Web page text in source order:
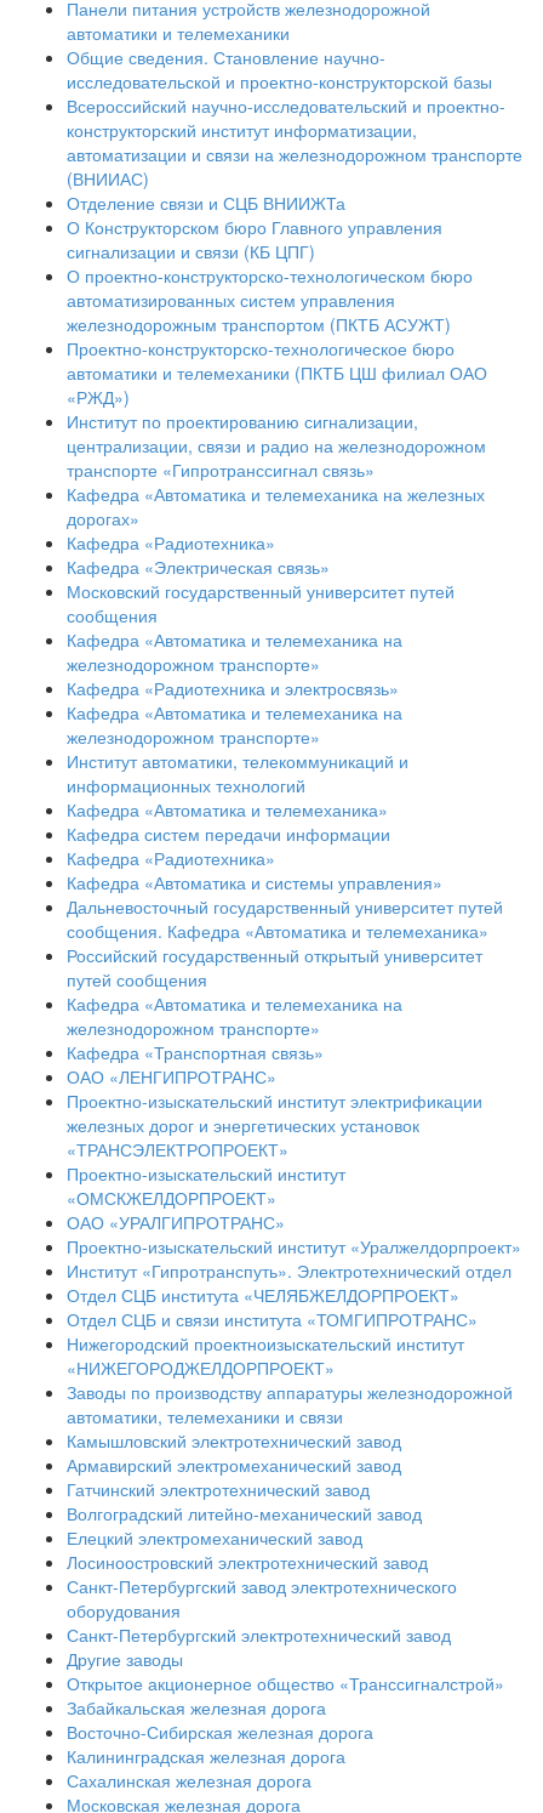
Панели питания устройств железнодорожной
автоматики и телемеханики
Общие сведения. Становление научно-
исследовательской и проектно-конструкторской базы
Всероссийский научно-исследовательский и проектно-
конструкторский институт информатизации,
автоматизации и связи на железнодорожном транспорте
(ВНИИАС)
Отделение связи и СЦБ ВНИИЖТа
О Конструкторском бюро Главного управления
сигнализации и связи (КБ ЦПГ)
О проектно-конструкторско-технологическом бюро
автоматизированных систем управления
железнодорожным транспортом (ПКТБ АСУЖТ)
Проектно-конструкторско-технологическое бюро
автоматики и телемеханики (ПКТБ ЦШ филиал ОАО
«РЖД»)
Институт по проектированию сигнализации,
централизации, связи и радио на железнодорожном
транспорте «Гипротранссигнал связь»
Кафедра «Автоматика и телемеханика на железных
дорогах»
Кафедра «Радиотехника»
Кафедра «Электрическая связь»
Московский государственный университет путей
сообщения
Кафедра «Автоматика и телемеханика на
железнодорожном транспорте»
Кафедра «Радиотехника и электросвязь»
Кафедра «Автоматика и телемеханика на
железнодорожном транспорте»
Институт автоматики, телекоммуникаций и
информационных технологий
Кафедра «Автоматика и телемеханика»
Кафедра систем передачи информации
Кафедра «Радиотехника»
Кафедра «Автоматика и системы управления»
Дальневосточный государственный университет путей
сообщения. Кафедра «Автоматика и телемеханика»
Российский государственный открытый университет
путей сообщения
Кафедра «Автоматика и телемеханика на
железнодорожном транспорте»
Кафедра «Транспортная связь»
ОАО «ЛЕНГИПРОТРАНС»
Проектно-изыскательский институт электрификации
железных дорог и энергетических установок
«ТРАНСЭЛЕКТРОПРОЕКТ»
Проектно-изыскательский институт
«ОМСКЖЕЛДОРПРОЕКТ»
ОАО «УРАЛГИПРОТРАНС»
Проектно-изыскательский институт «Уралжелдорпроект»
Институт «Гипротранспуть». Электротехнический отдел
Отдел СЦБ института «ЧЕЛЯБЖЕЛДОРПРОЕКТ»
Отдел СЦБ и связи института «ТОМГИПРОТРАНС»
Нижегородский проектноизыскательский институт
«НИЖЕГОРОДЖЕЛДОРПРОЕКТ»
Заводы по производству аппаратуры железнодорожной
автоматики, телемеханики и связи
Камышловский электротехнический завод
Армавирский электромеханический завод
Гатчинский электротехнический завод
Волгоградский литейно-механический завод
Елецкий электромеханический завод
Лосиноостровский электротехнический завод
Санкт-Петербургский завод электротехнического
оборудования
Санкт-Петербургский электротехнический завод
Другие заводы
Открытое акционерное общество «Транссигналстрой»
Забайкальская железная дорога
Восточно-Сибирская железная дорога
Калининградская железная дорога
Сахалинская железная дорога
Московская железная дорога